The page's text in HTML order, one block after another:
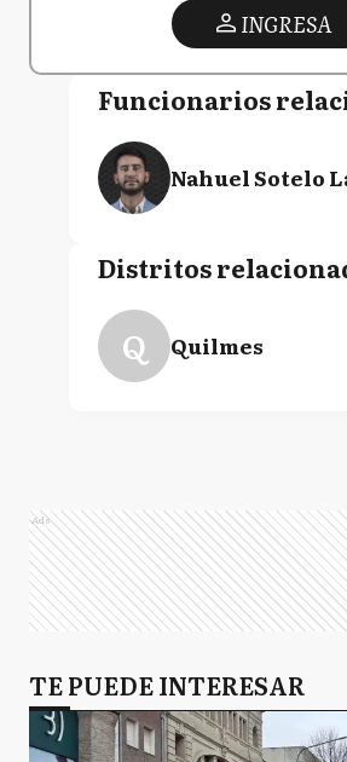
INGRESA
Funcionarios
Nahuel Sotelo
Distritos
Q Quilmes
Ads
TE PUEDE INTERESAR